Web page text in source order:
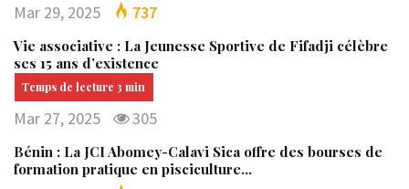
Mar 29, 2025 737
Vie associative : La Jeunesse Sportive de Fifadji célèbre
ses 15 ans d’existence
Mar 27, 2025 305
Bénin : La JCI Abomey-Calavi Sica offre des bourses de
formation pratique en pisciculture…